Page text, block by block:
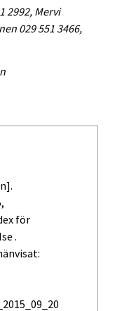
2992, Mervi
029 551 3466,
för
.